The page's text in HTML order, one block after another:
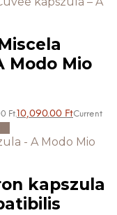
Modo Mio
Ft.10,090.00 FtCurrent
kapszula